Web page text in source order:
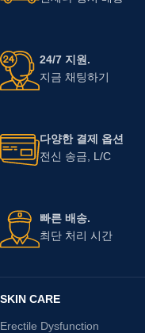
24/7 지원.
지금 채팅하기
다양한 결제 옵션
전신 송금, L/C
빠른 배송.
최단 처리 시간
SKIN CARE
Erectile Dysfunction